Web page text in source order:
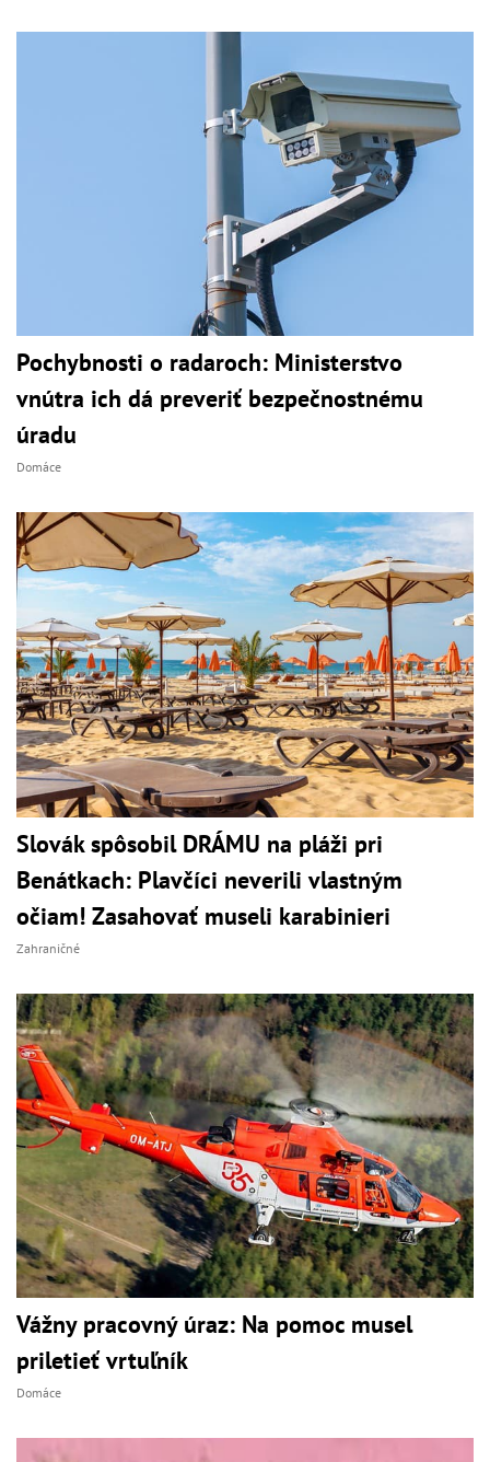
Pochybnosti o radaroch: Ministerstvo
vnútra ich dá preveriť bezpečnostnému
úradu
Domáce
Slovák spôsobil DRÁMU na pláži pri
Benátkach: Plavčíci neverili vlastným
očiam! Zasahovať museli karabinieri
Zahraničné
Vážny pracovný úraz: Na pomoc musel
priletieť vrtuľník
Domáce